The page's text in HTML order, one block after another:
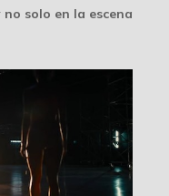
solo en la escena